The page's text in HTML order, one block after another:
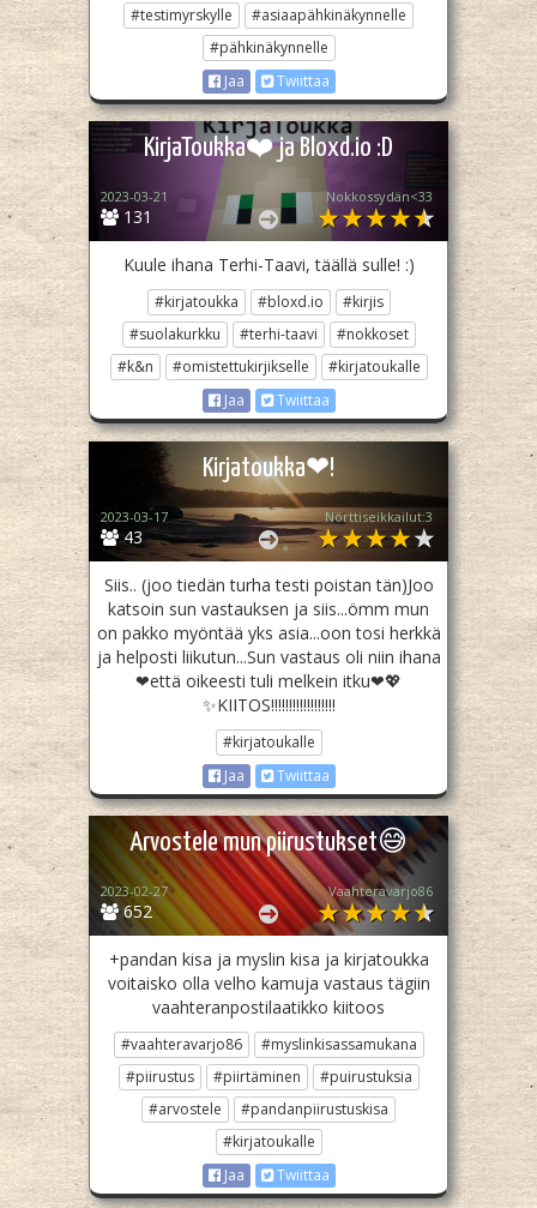
#testimyrskylle
#asiaapähkinäkynnelle
#pähkinäkynnelle
Jaa
Twiittaa
KirjaToukka❤️ ja Bloxd.io :D
131
2023-03-21 Nokkossydän<33
Kuule ihana Terhi-Taavi, täällä sulle! :)
#kirjatoukka #bloxd.io
#kirjis
#suolakurkku
#terhi-taavi
#nokkoset
#k&n
#omistettukirjikselle
#kirjatoukalle
Jaa
Twiittaa
Kirjatoukka❤!
43
2023-03-17 Nörttiseikkailut:3
Siis.. (joo tiedän turha testi poistan tän)Joo
katsoin sun vastauksen ja siis...ömm mun
on pakko myöntää yks asia...oon tosi herkkä
ja helposti liikutun...Sun vastaus oli niin ihana
❤että oikeesti tuli melkein itku❤💖
✨KIITOS!!!!!!!!!!!!!!!!!!
#kirjatoukalle
Jaa
Twiittaa
Arvostele mun piirustukset😅
652
2023-02-27 Vaahteravarjo86
+pandan kisa ja myslin kisa ja kirjatoukka
voitaisko olla velho kamuja vastaus tägiin
vaahteranpostilaatikko kiitoos
#vaahteravarjo86
#myslinkisassamukana
#piirustus
#piirtäminen
#puirustuksia
#arvostele
#pandanpiirustuskisa
#kirjatoukalle
Jaa
Twiittaa